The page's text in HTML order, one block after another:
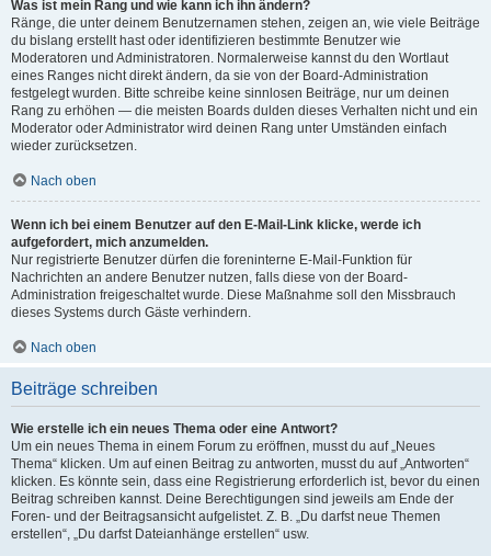
Was ist mein Rang und wie kann ich ihn ändern?
Ränge, die unter deinem Benutzernamen stehen, zeigen an, wie viele Beiträge
du bislang erstellt hast oder identifizieren bestimmte Benutzer wie
Moderatoren und Administratoren. Normalerweise kannst du den Wortlaut
eines Ranges nicht direkt ändern, da sie von der Board-Administration
festgelegt wurden. Bitte schreibe keine sinnlosen Beiträge, nur um deinen
Rang zu erhöhen — die meisten Boards dulden dieses Verhalten nicht und ein
Moderator oder Administrator wird deinen Rang unter Umständen einfach
wieder zurücksetzen.
Nach oben
Wenn ich bei einem Benutzer auf den E-Mail-Link klicke, werde ich
aufgefordert, mich anzumelden.
Nur registrierte Benutzer dürfen die foreninterne E-Mail-Funktion für
Nachrichten an andere Benutzer nutzen, falls diese von der Board-
Administration freigeschaltet wurde. Diese Maßnahme soll den Missbrauch
dieses Systems durch Gäste verhindern.
Nach oben
Beiträge schreiben
Wie erstelle ich ein neues Thema oder eine Antwort?
Um ein neues Thema in einem Forum zu eröffnen, musst du auf „Neues
Thema“ klicken. Um auf einen Beitrag zu antworten, musst du auf „Antworten“
klicken. Es könnte sein, dass eine Registrierung erforderlich ist, bevor du einen
Beitrag schreiben kannst. Deine Berechtigungen sind jeweils am Ende der
Foren- und der Beitragsansicht aufgelistet. Z. B. „Du darfst neue Themen
erstellen“, „Du darfst Dateianhänge erstellen“ usw.